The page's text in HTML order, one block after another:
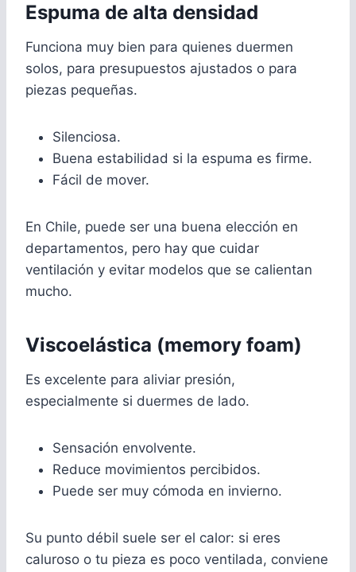
Espuma de alta densidad
Funciona muy bien para quienes duermen
solos, para presupuestos ajustados o para
piezas pequeñas.
Silenciosa.
Buena estabilidad si la espuma es firme.
Fácil de mover.
En Chile, puede ser una buena elección en
departamentos, pero hay que cuidar
ventilación y evitar modelos que se calientan
mucho.
Viscoelástica (memory foam)
Es excelente para aliviar presión,
especialmente si duermes de lado.
Sensación envolvente.
Reduce movimientos percibidos.
Puede ser muy cómoda en invierno.
Su punto débil suele ser el calor: si eres
caluroso o tu pieza es poco ventilada, conviene